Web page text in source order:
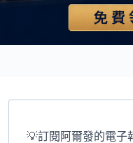
💡訂閱阿爾發的電子